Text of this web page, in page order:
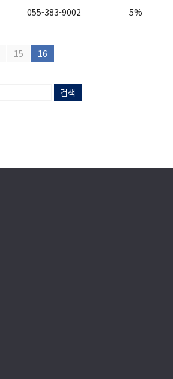
055-383-9002 5%
15 16
검색